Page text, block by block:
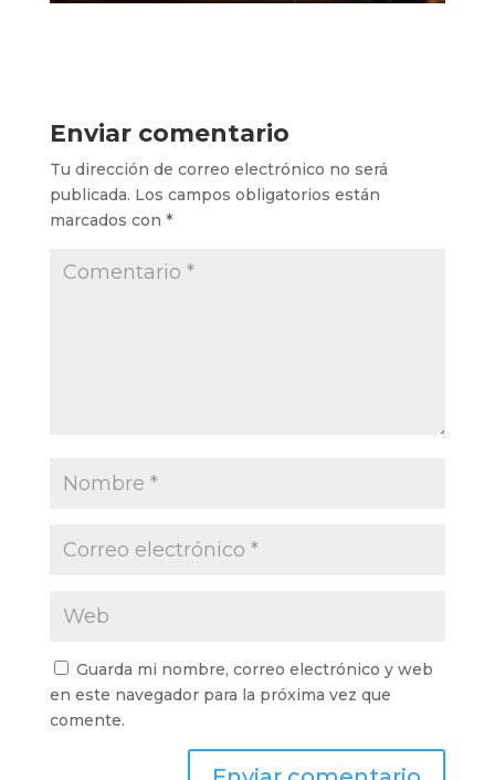
Enviar comentario
Tu dirección de correo electrónico no será
publicada. Los campos obligatorios están
marcados con *
Guarda mi nombre, correo electrónico y web
en este navegador para la próxima vez que
comente.